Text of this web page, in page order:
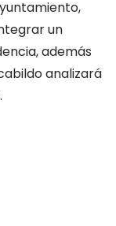
un
además
analizará